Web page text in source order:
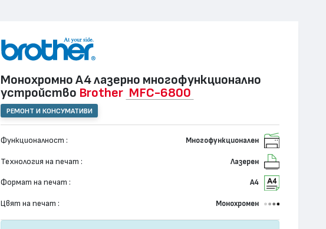
Монохромно А4 лазернo многофункционално
устройство Brother MFC-6800
РЕМОНТ И КОНСУМАТИВИ
Функционалност : Многофункционален
Технология на печат : Лазерен
Формат на печат : А4
Цвят на печат : Монохромен